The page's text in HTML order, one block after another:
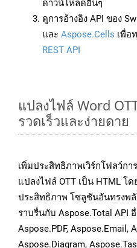
ดาวน์โหลดอื่นๆ
ดูการอ้างอิง API ของ
และ Aspose.Cells เพื่อ
REST API
แปลงไฟล์ Word
รวดเร็วและง่ายดาย
เพิ่มประสิทธิภาพเวิร์กโฟลว์ก
แปลงไฟล์ OTT เป็น HTML โ
ประสิทธิภาพ โซลูชันอันทรงพลั
ราบรื่นกับ Aspose.Total API
Aspose.PDF, Aspose.Email,
Aspose.Diagram,